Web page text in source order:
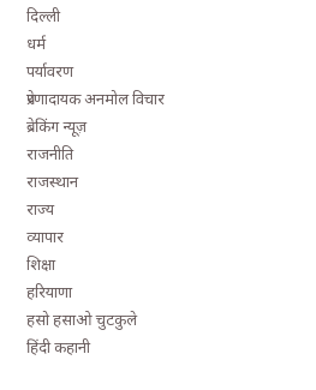
दिल्ली
धर्म
पर्यावरण
प्रेरणादायक अनमोल विचार
ब्रेकिंग न्यूज़
राजनीति
राजस्थान
राज्य
व्यापार
शिक्षा
हरियाणा
हसो हसाओ चुटकुले
हिंदी कहानी